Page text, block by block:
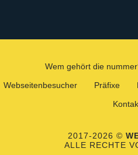
Wem gehört die
Webseitenbesucher
Präfixe
2017-2026 ©
ALLE RECHTE